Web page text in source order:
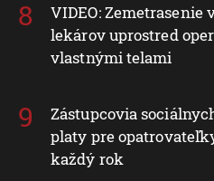
VIDEO: Zemetrasenie
lekárov uprostred
vlastnými telami
Zástupcovia
platy pre
každý rok